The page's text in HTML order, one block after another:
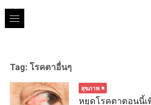
content
Tag: โรคตาอื่นๆ
สุขภาพ
หยุดโรคตาตอนนี้